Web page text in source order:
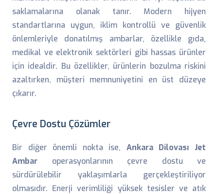
saklamalarına olanak tanır. Modern hijyen
standartlarına uygun, iklim kontrollü ve güvenlik
önlemleriyle donatılmış ambarlar, özellikle gıda,
medikal ve elektronik sektörleri gibi hassas ürünler
için idealdir. Bu özellikler, ürünlerin bozulma riskini
azaltırken, müşteri memnuniyetini en üst düzeye
çıkarır.
Çevre Dostu Çözümler
Bir diğer önemli nokta ise, Ankara Dilovası Jet
Ambar operasyonlarının çevre dostu ve
sürdürülebilir yaklaşımlarla gerçekleştiriliyor
olmasıdır. Enerji verimliliği yüksek tesisler ve atık